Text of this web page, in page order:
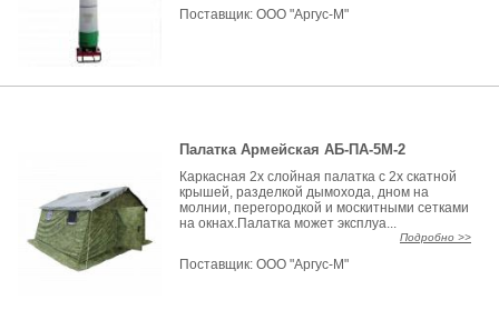
Поставщик:ООО "Аргус-М"
Палатка Армейская АБ-ПА-5М-2
Каркасная 2х слойная палатка с 2х скатной
крышей, разделкой дымохода, дном на
молнии, перегородкой и москитными сетками
на окнах.Палатка может эксплуа...
Подробно >>
Поставщик:ООО "Аргус-М"